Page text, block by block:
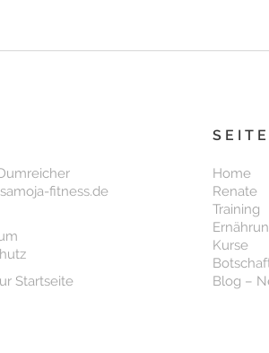
fitness.de
Startseite
Home
Renate
Training
Kurse
Blog –